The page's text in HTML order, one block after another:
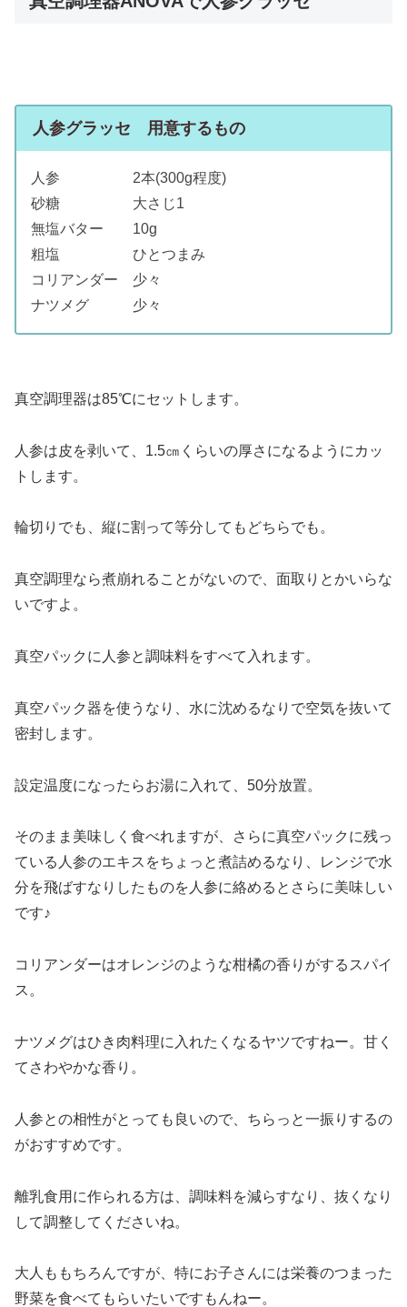
人参グラッセ 用意するもの
人参 2本(300g程度)
砂糖 大さじ1
無塩バター 10g
粗塩 ひとつまみ
コリアンダー 少々
ナツメグ 少々
真空調理器は85℃にセットします。
人参は皮を剥いて、1.5㎝くらいの厚さになるようにカッ
トします。
輪切りでも、縦に割って等分してもどちらでも。
真空調理なら煮崩れることがないので、面取りとかいらな
いですよ。
真空パックに人参と調味料をすべて入れます。
真空パック器を使うなり、水に沈めるなりで空気を抜いて
密封します。
設定温度になったらお湯に入れて、50分放置。
そのまま美味しく食べれますが、さらに真空パックに残っ
ている人参のエキスをちょっと煮詰めるなり、レンジで水
分を飛ばすなりしたものを人参に絡めるとさらに美味しい
です♪
コリアンダーはオレンジのような柑橘の香りがするスパイ
ス。
ナツメグはひき肉料理に入れたくなるヤツですねー。甘く
てさわやかな香り。
人参との相性がとっても良いので、ちらっと一振りするの
がおすすめです。
離乳食用に作られる方は、調味料を減らすなり、抜くなり
して調整してくださいね。
大人ももちろんですが、特にお子さんには栄養のつまった
野菜を食べてもらいたいですもんねー。